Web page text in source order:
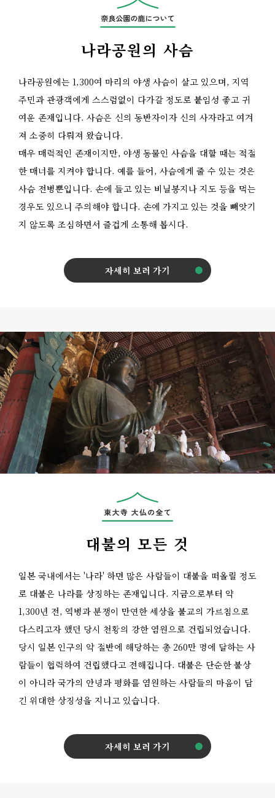
나라공원의 사슴
나라공원에는 1,300여 마리의 야생 사슴이 살고 있으며, 지역
주민과 관광객에게 스스럼없이 다가갈 정도로 붙임성 좋고 귀
여운 존재입니다. 사슴은 신의 동반자이자 신의 사자라고 여겨
져 소중히 다뤄져 왔습니다.
매우 매력적인 존재이지만, 야생 동물인 사슴을 대할 때는 적절
한 매너를 지켜야 합니다. 예를 들어, 사슴에게 줄 수 있는 것은
사슴 전병뿐입니다. 손에 들고 있는 비닐봉지나 지도 등을 먹는
경우도 있으니 주의해야 합니다. 손에 가지고 있는 것을 빼앗기
지 않도록 조심하면서 즐겁게 소통해 봅시다.
자세히 보러 가기
대불의 모든 것
일본 국내에서는 '나라' 하면 많은 사람들이 대불을 떠올릴 정도
로 대불은 나라를 상징하는 존재입니다. 지금으로부터 약
1,300년 전, 역병과 분쟁이 만연한 세상을 불교의 가르침으로
다스리고자 했던 당시 천황의 강한 염원으로 건립되었습니다.
당시 일본 인구의 약 절반에 해당하는 총 260만 명에 달하는 사
람들이 협력하여 건립했다고 전해집니다. 대불은 단순한 불상
이 아니라 국가의 안녕과 평화를 염원하는 사람들의 마음이 담
긴 위대한 상징성을 지니고 있습니다.
자세히 보러 가기